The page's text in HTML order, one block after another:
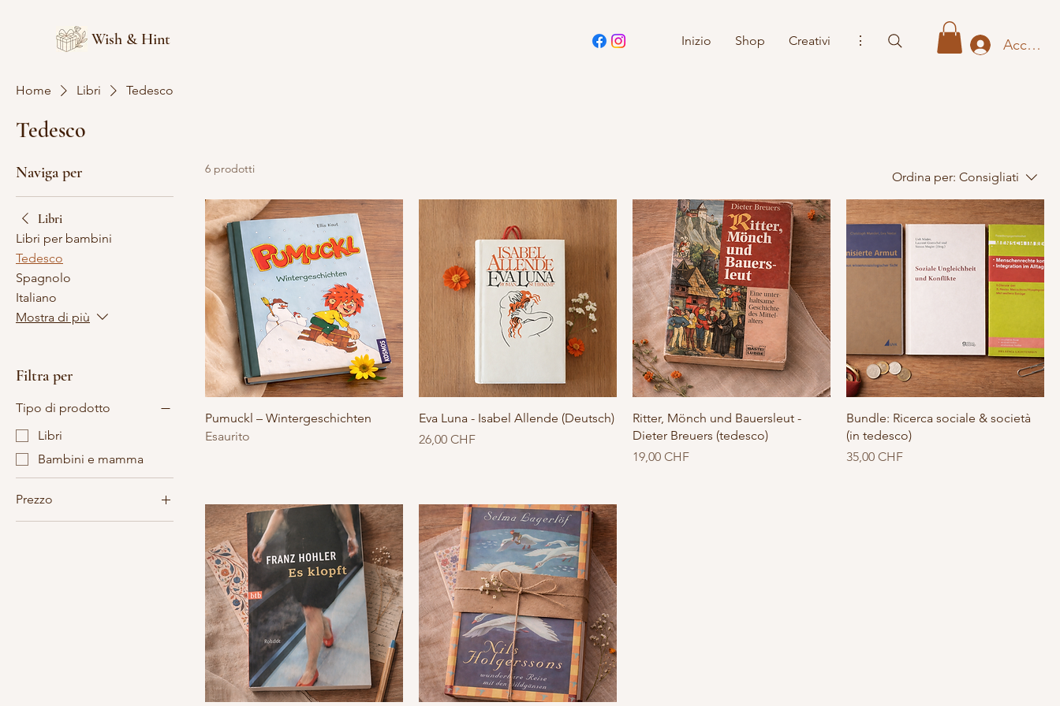
Wish & Hint Inizio Shop Creativi ⋮ Accedi
Home Libri Tedesco
Tedesco
Naviga per
Libri
Libri per bambini
Tedesco
Spagnolo
Italiano
Mostra di più
Filtra per
Tipo di prodotto
Libri
Bambini e mamma
Prezzo
6 prodotti
Ordina per: Consigliati
Pumuckl – Wintergeschichten
Esaurito
Eva Luna - Isabel Allende (Deutsch)
Prezzo
26,00 CHF
Ritter, Mönch und Bauersleut -
Dieter Breuers (tedesco)
Prezzo
19,00 CHF
Bundle: Ricerca sociale & società
(in tedesco)
Prezzo
35,00 CHF